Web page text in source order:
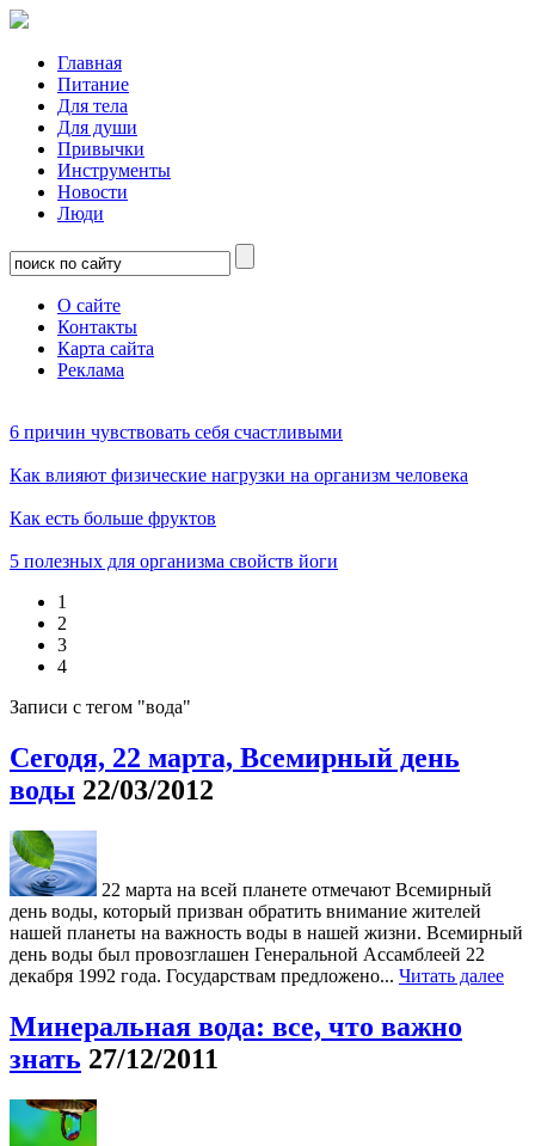
Главная
Питание
Для тела
Для души
Привычки
Инструменты
Новости
Люди
О сайте
Контакты
Карта сайта
Реклама
6 причин чувствовать себя счастливыми
Как влияют физические нагрузки на организм человека
Как есть больше фруктов
5 полезных для организма свойств йоги
1
2
3
4
Записи с тегом "вода"
Сегодя, 22 марта, Всемирный день
воды 22/03/2012
22 марта на всей планете отмечают Всемирный
день воды, который призван обратить внимание жителей
нашей планеты на важность воды в нашей жизни. Всемирный
день воды был провозглашен Генеральной Ассамблеей 22
декабря 1992 года. Государствам предложено... Читать далее
Минеральная вода: все, что важно
знать 27/12/2011